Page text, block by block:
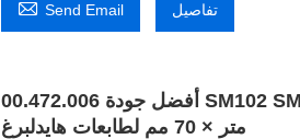
 Send Email تفاصيل
أفضل جودة 00.472.006 SM102 SM74 SM72 SM52 طبقة حماية بلاستيكية 25
متر × 70 مم لطابعات هايدلبرغ